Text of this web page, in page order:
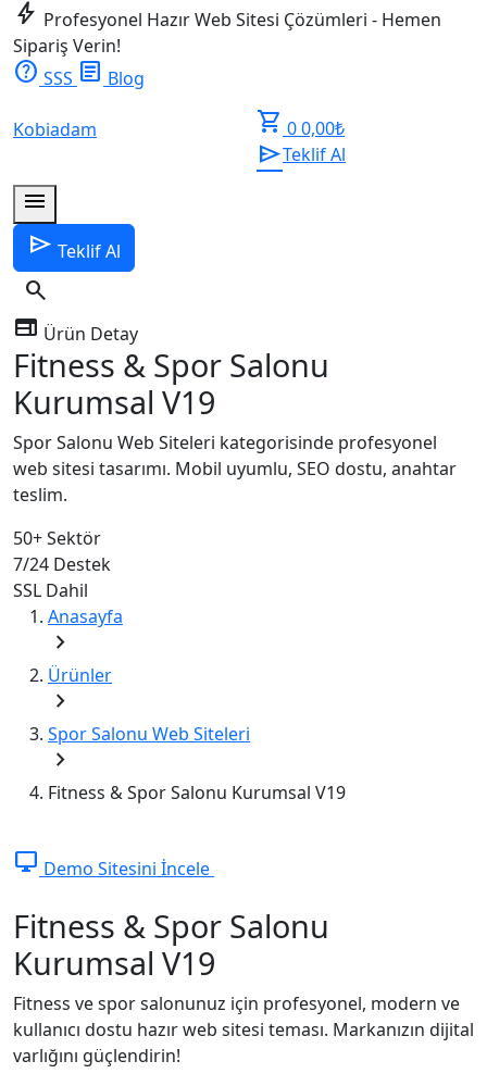
bolt Profesyonel Hazır Web Sitesi Çözümleri - Hemen
Sipariş Verin!
help SSS article Blog
Kobiadam shopping_cart 00,00₺
sendTeklif Al
menu
send Teklif Al
search
web Ürün Detay
Fitness & Spor Salonu
Kurumsal V19
Spor Salonu Web Siteleri kategorisinde profesyonel
web sitesi tasarımı. Mobil uyumlu, SEO dostu, anahtar
teslim.
50+Sektör
7/24 Destek
SSL Dahil
Anasayfa
chevron_right
Ürünler
chevron_right
Spor Salonu Web Siteleri
chevron_right
Fitness & Spor Salonu Kurumsal V19
desktop_windows Demo Sitesini İncele
Fitness & Spor Salonu
Kurumsal V19
Fitness ve spor salonunuz için profesyonel, modern ve
kullanıcı dostu hazır web sitesi teması. Markanızın dijital
varlığını güçlendirin!